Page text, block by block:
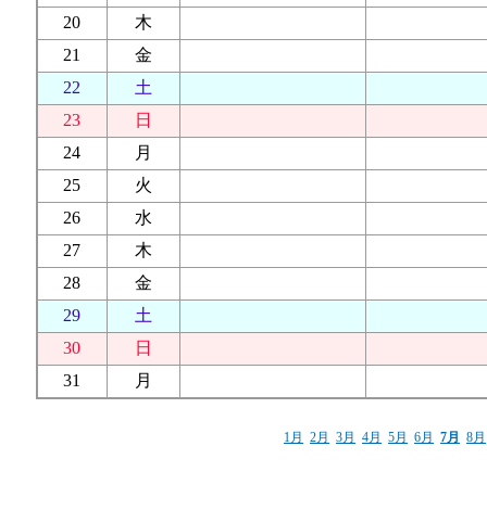
20
木
21
金
22
土
23
日
24
月
25
火
26
水
27
木
28
金
29
土
30
日
31
月
1月 2月 3月 4月 5月 6月 7月 8月